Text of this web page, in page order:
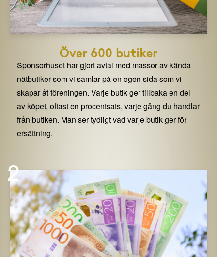
Över 600 butiker
Sponsorhuset har gjort avtal med massor av kända
nätbutiker som vi samlar på en egen sida som vi
skapar åt föreningen. Varje butik ger tillbaka en del
av köpet, oftast en procentsats, varje gång du handlar
från butiken. Man ser tydligt vad varje butik ger för
ersättning.
2